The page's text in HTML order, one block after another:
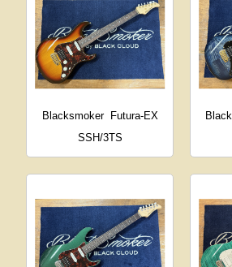
Blacksmoker
Futura-EX
SSH/3TS